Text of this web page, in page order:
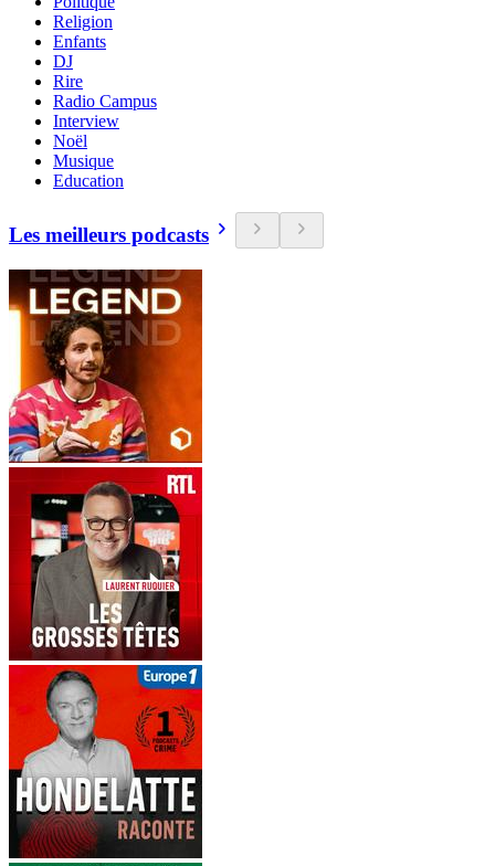
Religion
Enfants
DJ
Rire
Radio Campus
Interview
Noël
Musique
Education
Les meilleurs podcasts